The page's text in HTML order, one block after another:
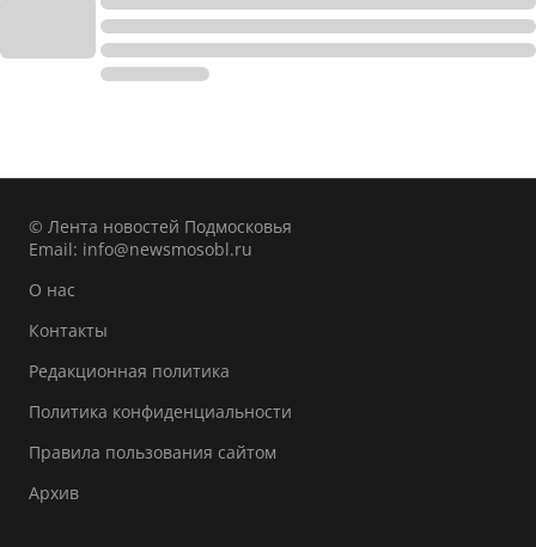
© Лента новостей Подмосковья
Email: info@newsmosobl.ru
О нас
Контакты
Редакционная политика
Политика конфиденциальности
Правила пользования сайтом
Архив